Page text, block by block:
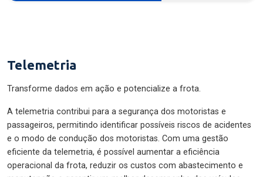
Telemetria
Transforme dados em ação e potencialize a frota.
A telemetria contribui para a segurança dos motoristas e
passageiros, permitindo identificar possíveis riscos de acidentes
e o modo de condução dos motoristas. Com uma gestão
eficiente da telemetria, é possível aumentar a eficiência
operacional da frota, reduzir os custos com abastecimento e